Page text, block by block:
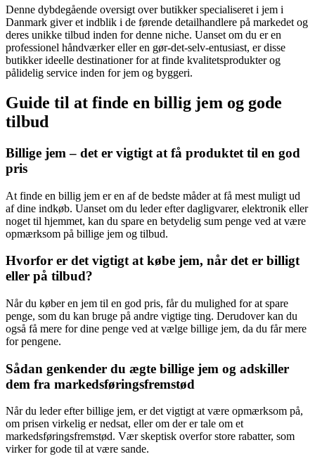
Denne dybdegående oversigt over butikker specialiseret i jem i
Danmark giver et indblik i de førende detailhandlere på markedet og
deres unikke tilbud inden for denne niche. Uanset om du er en
professionel håndværker eller en gør-det-selv-entusiast, er disse
butikker ideelle destinationer for at finde kvalitetsprodukter og
pålidelig service inden for jem og byggeri.
Guide til at finde en billig jem og gode
tilbud
Billige jem – det er vigtigt at få produktet til en god
pris
At finde en billig jem er en af de bedste måder at få mest muligt ud
af dine indkøb. Uanset om du leder efter dagligvarer, elektronik eller
noget til hjemmet, kan du spare en betydelig sum penge ved at være
opmærksom på billige jem og tilbud.
Hvorfor er det vigtigt at købe jem, når det er billigt
eller på tilbud?
Når du køber en jem til en god pris, får du mulighed for at spare
penge, som du kan bruge på andre vigtige ting. Derudover kan du
også få mere for dine penge ved at vælge billige jem, da du får mere
for pengene.
Sådan genkender du ægte billige jem og adskiller
dem fra markedsføringsfremstød
Når du leder efter billige jem, er det vigtigt at være opmærksom på,
om prisen virkelig er nedsat, eller om der er tale om et
markedsføringsfremstød. Vær skeptisk overfor store rabatter, som
virker for gode til at være sande.